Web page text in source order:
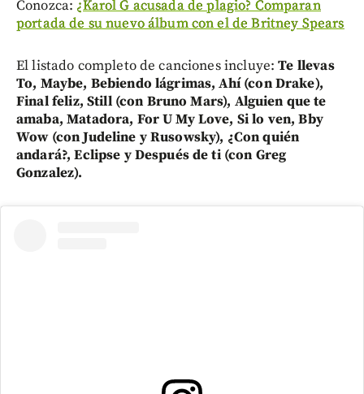
Conozca: ¿Karol G acusada de plagio? Comparan
portada de su nuevo álbum con el de Britney Spears
El listado completo de canciones incluye:Te llevas
To, Maybe, Bebiendo lágrimas, Ahí (con Drake),
Final feliz, Still (con Bruno Mars), Alguien que te
amaba, Matadora, For U My Love, Si lo ven, Bby
Wow (con Judeline y Rusowsky), ¿Con quién
andará?, Eclipse y Después de ti (con Greg
Gonzalez).